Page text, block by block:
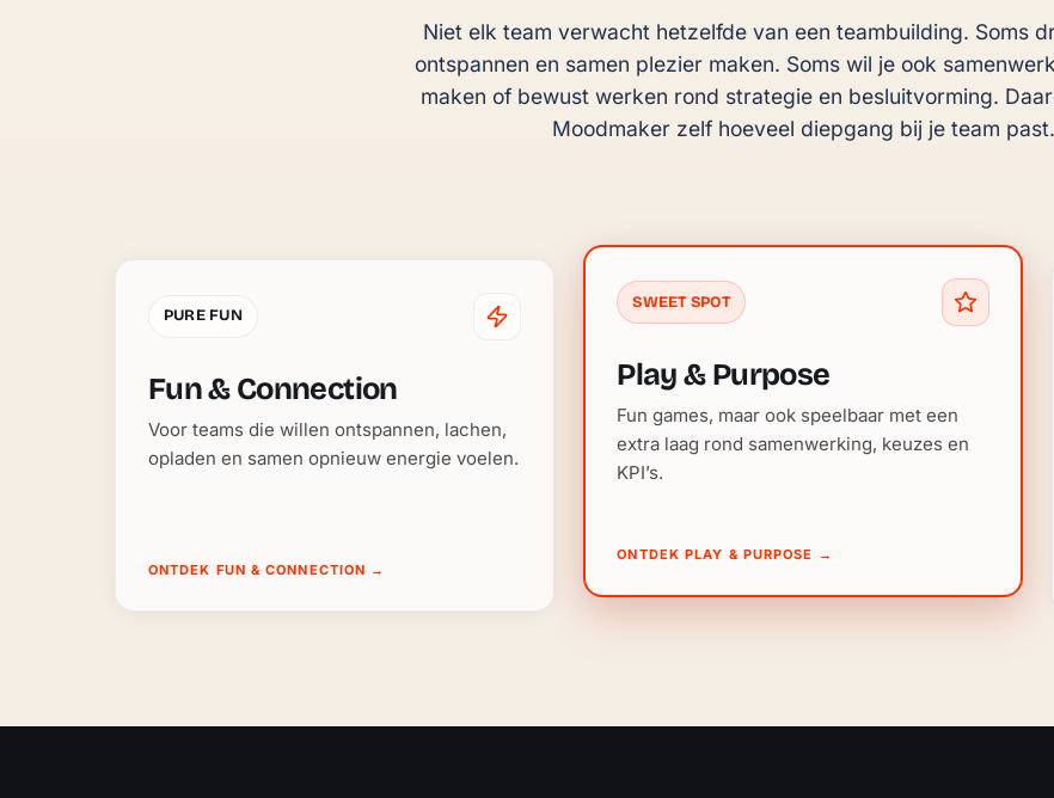
Niet elk team verwacht hetzelfde van een teambuilding. Soms
ontspannen en samen plezier maken. Soms wil je ook
maken of bewust werken rond strategie en besluitvorming.
Moodmaker zelf hoeveel diepgang bij je team past.
PURE FUN
Fun & Connection
Voor teams die willen ontspannen, lachen,
opladen en samen opnieuw energie voelen.
ONTDEK FUN & CONNECTION →
SWEET SPOT
Play & Purpose
Fun games, maar ook speelbaar met een
extra laag rond samenwerking, keuzes en
KPI’s.
ONTDEK PLAY & PURPOSE →